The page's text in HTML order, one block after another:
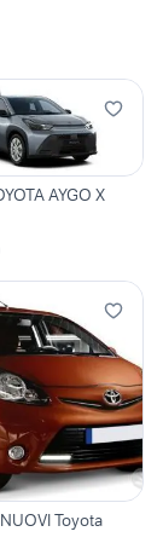
AYGO X
Toyota